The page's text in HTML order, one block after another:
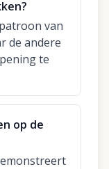
van
de andere
te
op de